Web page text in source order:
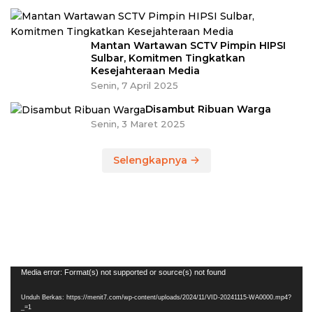
Mantan Wartawan SCTV Pimpin HIPSI
Sulbar, Komitmen Tingkatkan
Kesejahteraan Media
Senin, 7 April 2025
Disambut Ribuan Warga
Senin, 3 Maret 2025
Selengkapnya
Pemutar
Media error: Format(s) not supported or source(s) not found
Unduh Berkas: https://menit7.com/wp-content/uploads/2024/11/VID-20241115-WA0000.mp4?
_=1